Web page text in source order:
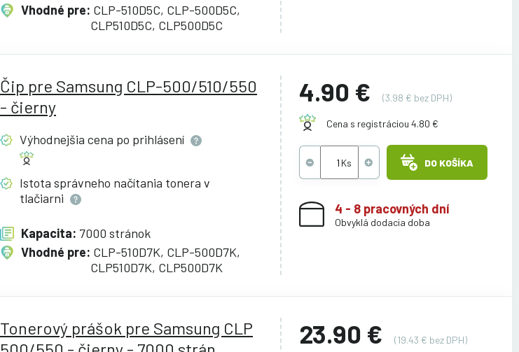
Vhodné pre: CLP-510D5C, CLP-500D5C,
CLP510D5C, CLP500D5C
Čip pre Samsung CLP-500/510/550
- čierny
Výhodnejšia cena po prihlásení
Istota správneho načítania tonera v
tlačiarni
Kapacita: 7000 stránok
Vhodné pre: CLP-510D7K, CLP-500D7K,
CLP510D7K, CLP500D7K
4.90 € (3.98 € bez DPH)
Cena s registráciou 4.80 €
DO KOŠÍKA
4 - 8 pracovných dní
Obvyklá dodacia doba
Tonerový prášok pre Samsung CLP
23.90 € (19.43 € bez DPH)